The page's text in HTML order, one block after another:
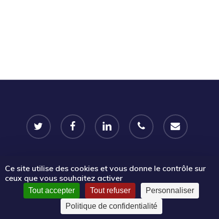
twitter facebook linkedin phone email
© 2026 Portail Emplois associatifs | Le Mouvement associatif
Sud PACA.
Ce site utilise des cookies et vous donne le contrôle sur
ceux que vous souhaitez activer
Tout accepter Tout refuser
Personnaliser
Politique de confidentialité